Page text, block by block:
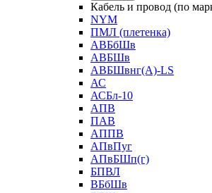
Кабель и провод (по
NYM
ПМЛ (плетенка)
АВБбШв
АВБШв
АВБШвнг(А)-LS
АС
АСБл-10
АПВ
ПАВ
АППВ
АПвПуг
АПвБШп(г)
БПВЛ
ВБбШв